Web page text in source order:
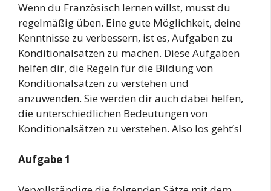
Wenn du Französisch lernen willst, musst du
regelmäßig üben. Eine gute Möglichkeit, deine
Kenntnisse zu verbessern, ist es, Aufgaben zu
Konditionalsätzen zu machen. Diese Aufgaben
helfen dir, die Regeln für die Bildung von
Konditionalsätzen zu verstehen und
anzuwenden. Sie werden dir auch dabei helfen,
die unterschiedlichen Bedeutungen von
Konditionalsätzen zu verstehen. Also los geht’s!
Aufgabe 1